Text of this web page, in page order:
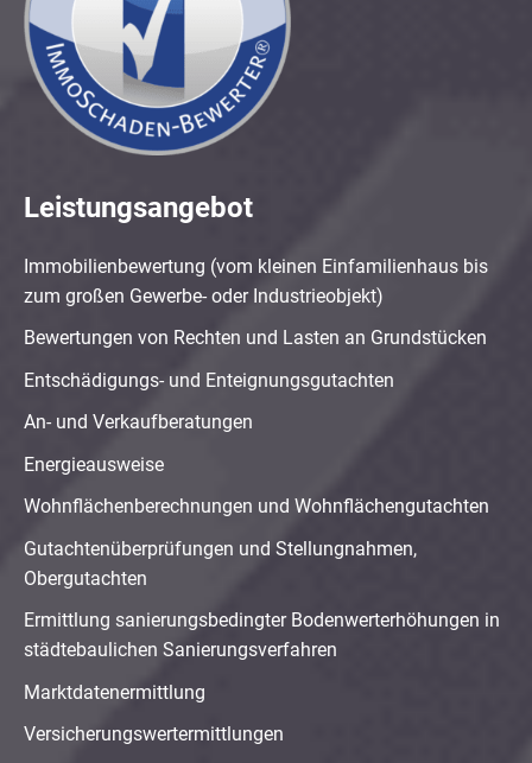
Leistungsangebot
Immobilienbewertung (vom kleinen Einfamilienhaus bis
zum großen Gewerbe- oder Industrieobjekt)
Bewertungen von Rechten und Lasten an Grundstücken
Entschädigungs- und Enteignungsgutachten
An- und Verkaufberatungen
Energieausweise
Wohnflächenberechnungen und Wohnflächengutachten
Gutachtenüberprüfungen und Stellungnahmen,
Obergutachten
Ermittlung sanierungsbedingter Bodenwerterhöhungen in
städtebaulichen Sanierungsverfahren
Marktdatenermittlung
Versicherungswertermittlungen